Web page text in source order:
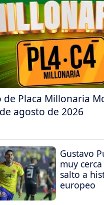
de Placa Millonaria
agosto de 2026
Gustavo
muy
salto a
europeo